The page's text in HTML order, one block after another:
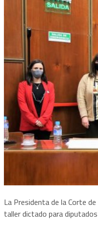
La Presidenta de la Corte
taller dictado para